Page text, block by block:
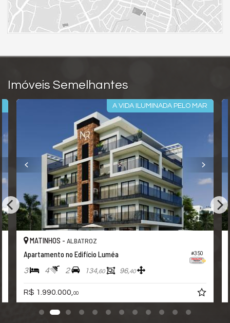
Imóveis Semelhantes
A VIDA ILUMINADA PELO MAR
#350
MATINHOS - ALBATROZ
Apartamento no Edifício Luméa
3 4 2 134,60 96,40
R$ 1.990.000, 00